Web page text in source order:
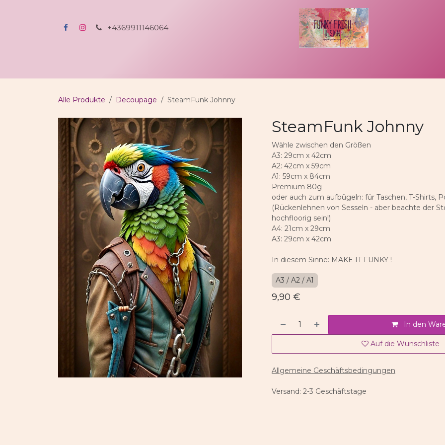
+4369911146064
Alle Produkte Decoupage SteamFunk Johnny
SteamFunk Johnny
Wähle zwischen den Größen
A3: 29cm x 42cm
A2: 42cm x 59cm
A1: 59cm x 84cm
Premium 80g
oder auch zum aufbügeln: für Taschen, T-Shirts,
(Rückenlehnen von Sesseln - aber beachte der
hochfloorig sein!)
A4: 21cm x 29cm
A3: 29cm x 42cm
In diesem Sinne: MAKE IT FUNKY !
A3 / A2 / A1
9,90 €
In den
Auf die Wunschliste
Allgemeine Geschäftsbedingungen
Versand: 2-3 Geschäftstage